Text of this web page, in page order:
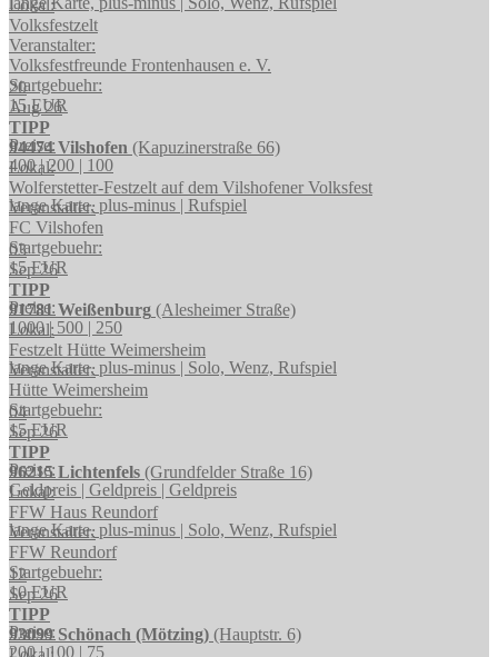
Lokal:
Volksfestzelt
Veranstalter:
Volksfestfreunde Frontenhausen e. V.
Startgebuehr:
15 EUR
Preise:
400 | 200 | 100
lange Karte, plus-minus | Rufspiel
20
Aug 26
TIPP
94474 Vilshofen (Kapuzinerstraße 66)
Lokal:
Wolferstetter-Festzelt auf dem Vilshofener Volksfest
Veranstalter:
FC Vilshofen
Startgebuehr:
15 EUR
Preise:
1000 | 500 | 250
lange Karte, plus-minus | Solo, Wenz, Rufspiel
03
Sep 26
TIPP
91781 Weißenburg (Alesheimer Straße)
Lokal:
Festzelt Hütte Weimersheim
Veranstalter:
Hütte Weimersheim
Startgebuehr:
15 EUR
Preise:
Geldpreis | Geldpreis | Geldpreis
lange Karte, plus-minus | Solo, Wenz, Rufspiel
04
Sep 26
TIPP
96215 Lichtenfels (Grundfelder Straße 16)
Lokal:
FFW Haus Reundorf
Veranstalter:
FFW Reundorf
Startgebuehr:
10 EUR
Preise:
200 | 100 | 75
12
Sep 26
TIPP
93099 Schönach (Mötzing) (Hauptstr. 6)